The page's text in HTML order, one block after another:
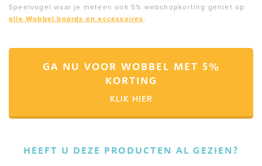
Speelvogel waar je meteen ook 5% webshopkorting geniet op
alle Wobbel boards en accessoires .
GA NU VOOR WOBBEL MET 5%
KORTING
KLIK HIER
HEEFT U DEZE PRODUCTEN AL GEZIEN?